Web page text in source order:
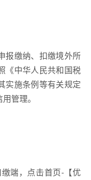
报缴纳、扣缴境外所
《中华人民共和国税
实施条例等有关规定
管理。
端，点击首页-【优